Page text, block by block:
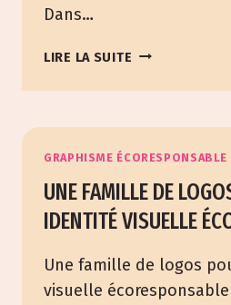
Dans…
LIRE LA SUITE LES
IMPACT,
ET
GRAPHISME ÉCORESPONSABLE
UNE FAMILLE DE
IDENTITÉ VISUELLE
Une famille de logos
visuelle